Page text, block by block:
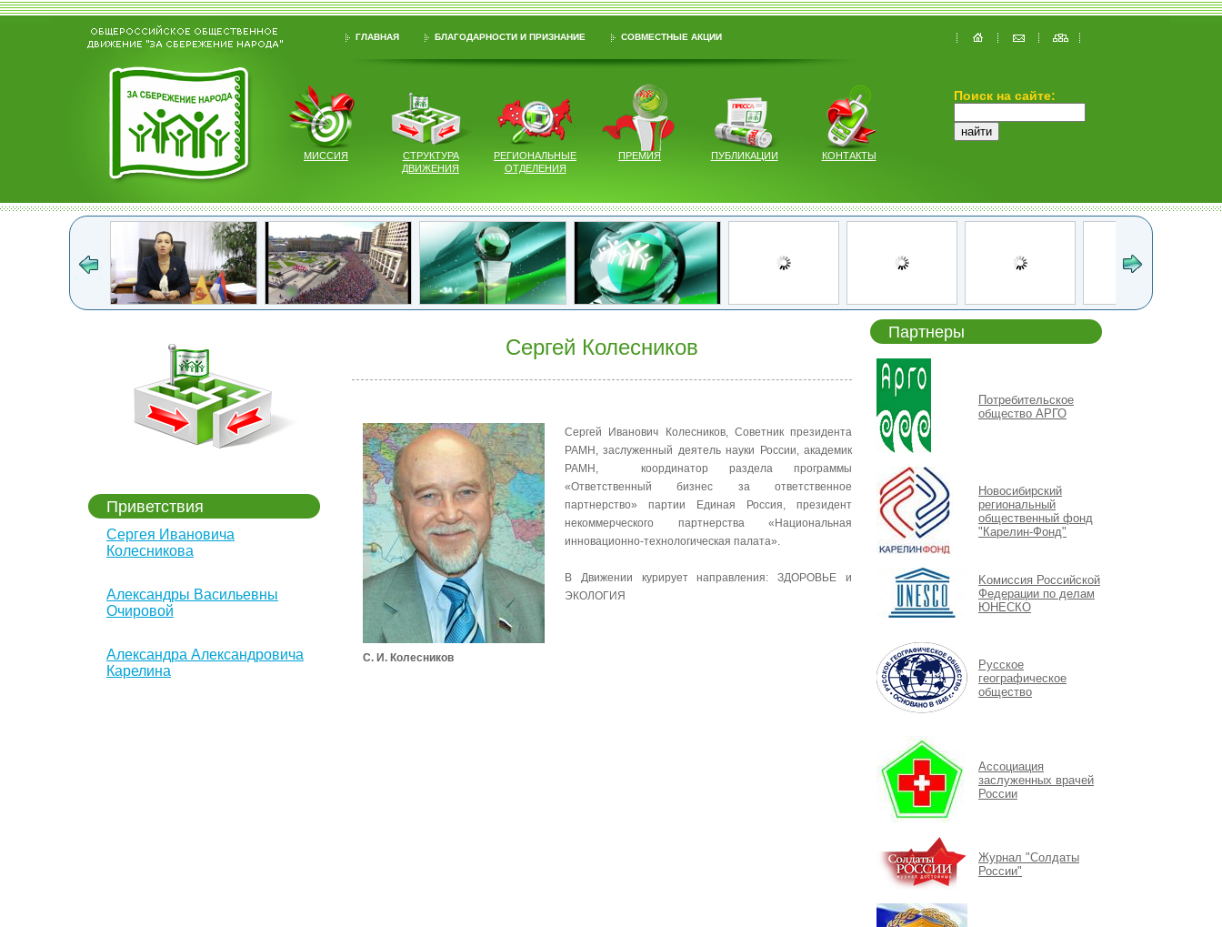
ГЛАВНАЯ БЛАГОДАРНОСТИ И ПРИЗНАНИЕ СОВМЕСТНЫЕ АКЦИИ
МИССИЯ
СТРУКТУРА
ДВИЖЕНИЯ
РЕГИОНАЛЬНЫЕ
ОТДЕЛЕНИЯ
ПРЕМИЯ ПУБЛИКАЦИИ КОНТАКТЫ
Поиск на сайте:
Приветствия
Сергея Ивановича
Колесникова
Александры Васильевны
Очировой
Александра Александровича
Карелина
Сергей Колесников
С. И. Колесников
Сергей Иванович Колесников, Советник президента
РАМН, заслуженный деятель науки России, академик
РАМН, координатор раздела программы
«Ответственный бизнес за ответственное
партнерство» партии Единая Россия, президент
некоммерческого партнерства «Национальная
инновационно-технологическая палата».
В Движении курирует направления: ЗДОРОВЬЕ и
ЭКОЛОГИЯ
Партнеры
Потребительское
общество АРГО
Новосибирский
региональный
общественный фонд
"Карелин-Фонд"
Kомиссия Российской
Федерации по делам
ЮНЕСКО
Русское
географическое
общество
Ассоциация
заслуженных врачей
России
Журнал "Солдаты
России"